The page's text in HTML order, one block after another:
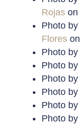
Rojason
Photo by
Floreson
Photo by
Photo by
Photo by
Photo by
Photo by
Photo by